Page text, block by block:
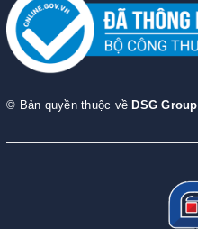
© Bản quyền thuộc về DSG Group